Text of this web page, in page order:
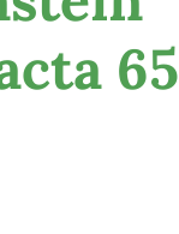
65